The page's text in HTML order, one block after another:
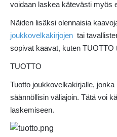
voidaan laskea kätevästi myös
Näiden lisäksi olennaisia
joukkovelkakirjojen tai
sopivat kaavat, kuten TUOTTO
TUOTTO
Tuotto joukkovelkakirjalle, jonka
säännöllisin väliajoin. Tätä voi
laskemiseen.